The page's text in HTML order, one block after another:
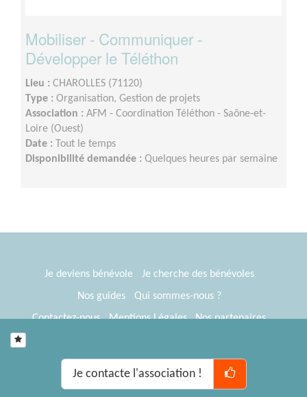
Mobiliser - Communiquer -
Développer le Téléthon
Lieu : CHAROLLES (71120)
Type : Organisation, Gestion de projets
Association : AFM - Coordination Téléthon - Saône-et-
Loire (Ouest)
Date :
Tout le temps
Disponibilité demandée : Quelques heures par semaine
Je contacte l'association !
Je deviens bénévole
Je cherche des bénévoles
Nos guides
Qui sommes-nous ?
Contactez-nous
Mentions Légales
Nos partenaires
® Tous Bénévoles 2012-2026
Webkast